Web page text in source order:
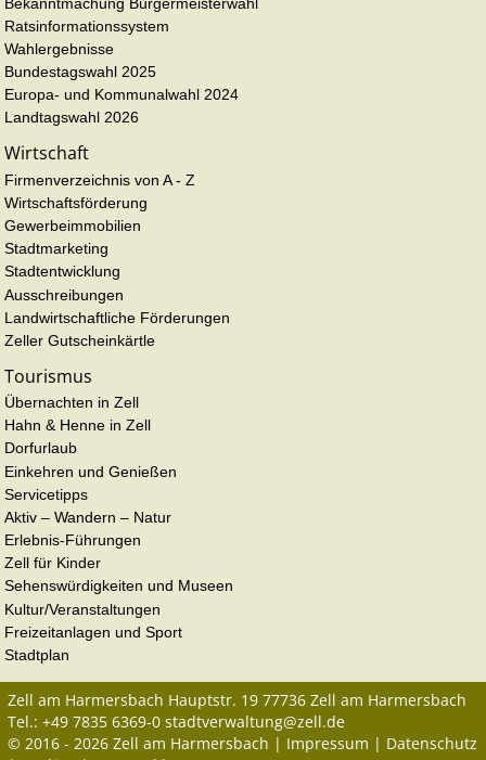
Ratsinformationssystem
Wahlergebnisse
Bundestagswahl 2025
Europa- und Kommunalwahl 2024
Landtagswahl 2026
Wirtschaft
Firmenverzeichnis von A - Z
Wirtschaftsförderung
Gewerbeimmobilien
Stadtmarketing
Stadtentwicklung
Ausschreibungen
Landwirtschaftliche Förderungen
Zeller Gutscheinkärtle
Tourismus
Übernachten in Zell
Hahn & Henne in Zell
Dorfurlaub
Einkehren und Genießen
Servicetipps
Aktiv – Wandern – Natur
Erlebnis-Führungen
Zell für Kinder
Sehenswürdigkeiten und Museen
Kultur/Veranstaltungen
Freizeitanlagen und Sport
Stadtplan
Zell am Harmersbach Hauptstr. 19 77736 Zell am Harmersbach
Tel.: +49 7835 6369-0 stadtverwaltung@zell.de
© 2016 - 2026 Zell am Harmersbach | Impressum | Datenschutz